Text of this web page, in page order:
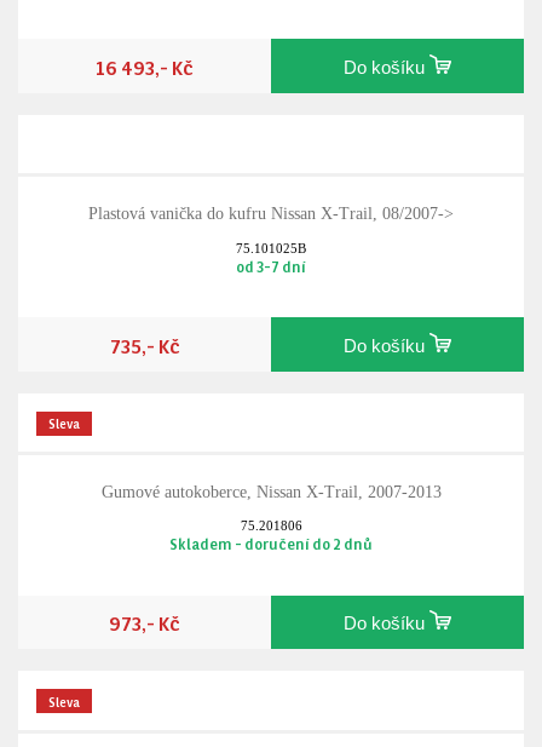
16 493,- Kč Do košíku
Plastová vanička do kufru Nissan X-Trail, 08/2007->
75.101025B
od 3-7 dní
735,- Kč Do košíku
Sleva
Gumové autokoberce, Nissan X-Trail, 2007-2013
75.201806
Skladem - doručení do 2 dnů
973,- Kč Do košíku
Sleva